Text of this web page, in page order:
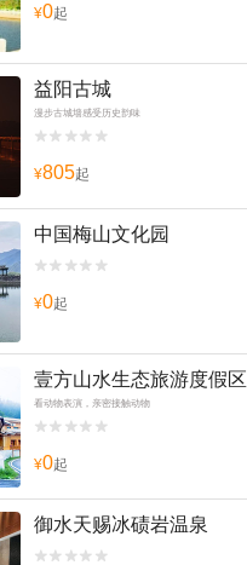
¥0起
益阳古城
漫步古城墙感受历史韵味


¥805起
中国梅山文化园


¥0起
壹方山水生态旅游度假区
看动物表演，亲密接触动物


¥0起
御水天赐冰碛岩温泉

